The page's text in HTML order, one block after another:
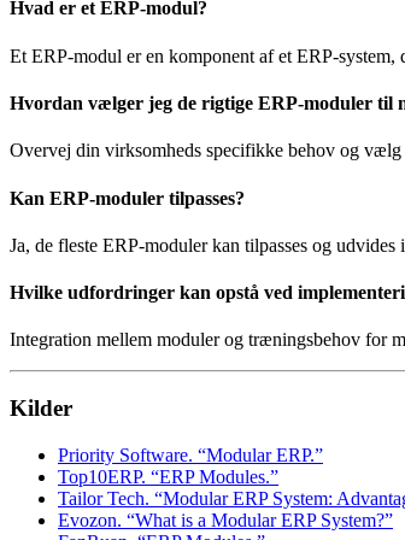
Hvad er et ERP-modul?
Et ERP-modul er en komponent af et ERP-
Hvordan vælger jeg de rigtige ERP-moduler til
Overvej din virksomheds specifikke behov og vælg
Kan ERP-moduler tilpasses?
Ja, de fleste ERP-moduler kan tilpasses og
Hvilke udfordringer kan opstå ved
Integration mellem moduler og træningsbehov for
Kilder
Priority Software. “Modular ERP.”
Top10ERP. “ERP Modules.”
Tailor Tech. “Modular ERP System:
Evozon. “What is a Modular ERP System?”